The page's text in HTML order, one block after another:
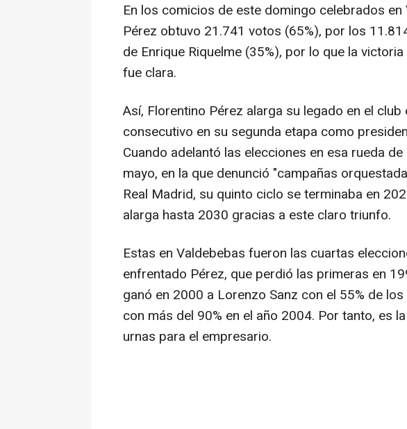
En los comicios de este domingo celebrados
Pérez obtuvo 21.741 votos (65%), por los
de Enrique Riquelme (35%), por lo que la
fue clara.
Así, Florentino Pérez alarga su legado en el
consecutivo en su segunda etapa como
Cuando adelantó las elecciones en esa rueda
mayo, en la que denunció "campañas
Real Madrid, su quinto ciclo se terminaba en
alarga hasta 2030 gracias a este claro triunfo.
Estas en Valdebebas fueron las cuartas
enfrentado Pérez, que perdió las primeras en
ganó en 2000 a Lorenzo Sanz con el 55% de
con más del 90% en el año 2004. Por tanto, es
urnas para el empresario.